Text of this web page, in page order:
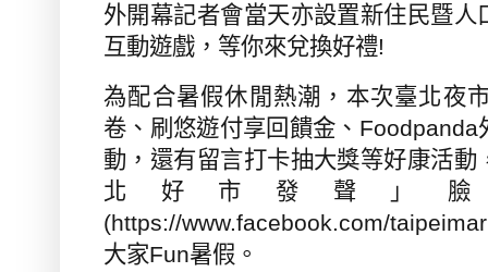
外開幕記者會當天亦設置新住民暨
互動遊戲，等你來兌換好禮!
為配合暑假休閒熱潮，本次臺北夜
卷、刷悠遊付享回饋金、 Foodpanda
動，還有留言打卡抽大獎等好康活
北好市發聲」
(https://www.facebook.com/
大家Fun暑假 。